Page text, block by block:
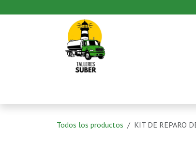
Todos los productos KIT DE REPARO